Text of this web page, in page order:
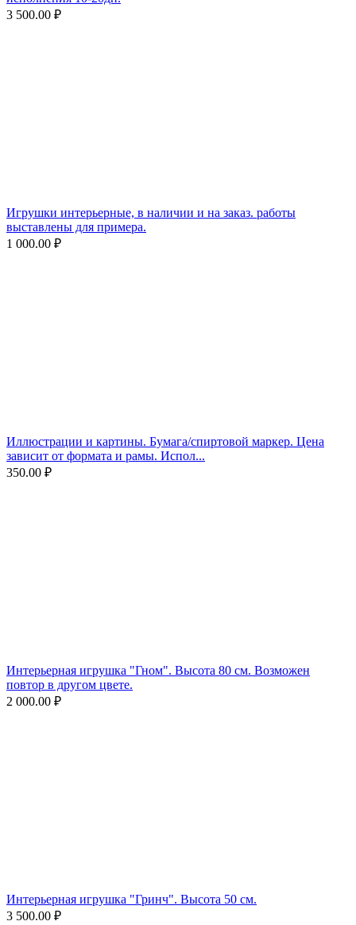
3 500.00 ₽
Игрушки интерьерные, в наличии и на заказ. работы
выставлены для примера.
1 000.00 ₽
Иллюстрации и картины. Бумага/спиртовой маркер. Цена
зависит от формата и рамы. Испол...
350.00 ₽
Интерьерная игрушка "Гном". Высота 80 см. Возможен
повтор в другом цвете.
2 000.00 ₽
Интерьерная игрушка "Гринч". Высота 50 см.
3 500.00 ₽